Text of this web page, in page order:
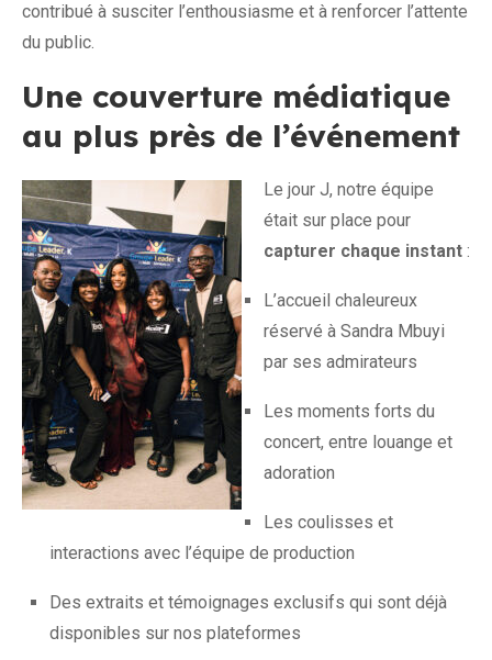
contribué à susciter l’enthousiasme et à renforcer l’attente
du public.
Une couverture médiatique
au plus près de l’événement
Le jour J, notre équipe
était sur place pour
capturer chaque instant :
L’accueil chaleureux
réservé à Sandra Mbuyi
par ses admirateurs
Les moments forts du
concert, entre louange et
adoration
Les coulisses et
interactions avec l’équipe de production
Des extraits et témoignages exclusifs qui sont déjà
disponibles sur nos plateformes